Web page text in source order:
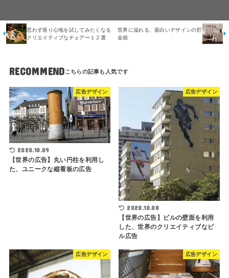
思わず座り心地を試してみたくなる
クリエイティブなチェアー１２選
世界に溢れる、面白いデザインの貯
金箱
RECOMMEND
広告デザイン
2020.10.09
【世界の広告】丸い円柱を利用し
た、ユニークな縦看板の広告
広告デザイン
2020.10.08
【世界の広告】ビルの壁面を利用
した、世界のクリエイティブなビ
ル広告
広告デザイン 広告デザイン